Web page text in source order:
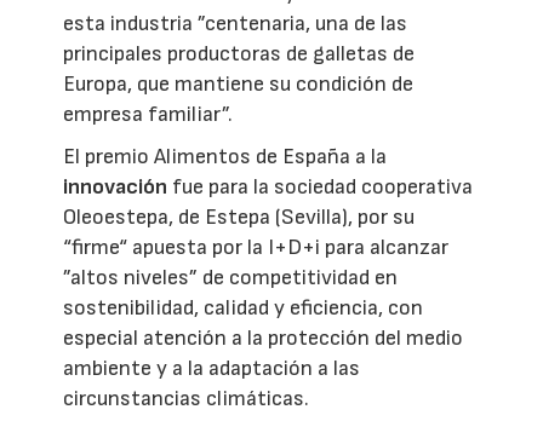
esta industria ”centenaria, una de las
principales productoras de galletas de
Europa, que mantiene su condición de
empresa familiar”.
El premio Alimentos de España a la
innovación fue para la sociedad cooperativa
Oleoestepa, de Estepa (Sevilla), por su
“firme“ apuesta por la I+D+i para alcanzar
”altos niveles” de competitividad en
sostenibilidad, calidad y eficiencia, con
especial atención a la protección del medio
ambiente y a la adaptación a las
circunstancias climáticas.